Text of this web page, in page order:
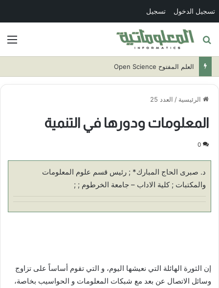
تسجيل الدخول تسجيل
بحث عن
تقنية البلوكتشين
الرئيسية / العدد 25
المعلومات ودورها في التنمية
0
د. صبرى الحاج المبارك* ; رئيس قسم علوم المعلومات
والمكتبات ; كلية الاداب – جامعة الخرطوم ; ;
إن الثورة الهائلة التي نعيشها اليوم، و التي تقوم أساساً على تزاوج
وسائل الاتصال عن بعد مع شبكات المعلومات و الحواسيب بخاصة،